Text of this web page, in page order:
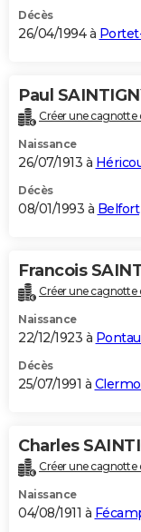
Décès
26/04/1994 à
Paul
Créer une cagnotte
Naissance
26/07/1913 à
Décès
08/01/1993 à Belfort
Francois
Créer une cagnotte
Naissance
22/12/1923 à
Décès
25/07/1991 à
Charles
Créer une cagnotte
Naissance
04/08/1911 à